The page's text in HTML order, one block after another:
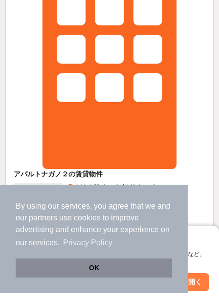
By using our services, you agree that we and
our partners use cookies to improve
advertising and enhance your experience on
our services.
Privacy Policy
OK
アプリに切り替えて、サクサクお部屋探し
会員登録なしですぐ使える。マップ検索やお気に入り保存など、
アプリを開く
アパルトナガノ２の賃貸物件
すべての写真
長野県長野市稲里町下氷鉋
3階建 / 27年5ヶ月 / 鉄骨
駐車場あり
万円
敷 44,000円 礼 不要
絞り込み条件を変更